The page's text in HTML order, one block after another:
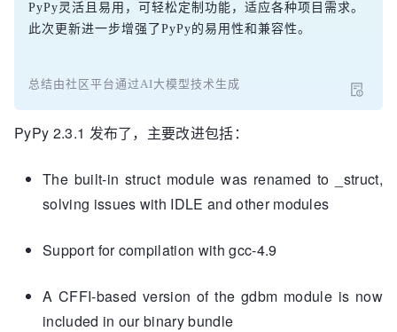
PyPy灵活且易用，可轻松定制功能，适应各种项目需求。
此次更新进一步增强了PyPy的易用性和兼容性。
总结由社区平台通过AI大模型技术生成
PyPy 2.3.1 发布了，主要改进包括：
The built-instructmodule was renamed to _struct,
solving issues with IDLE and other modules
Support for compilation with gcc-4.9
A CFFI-based version of the gdbm module is now
included in our binary bundle